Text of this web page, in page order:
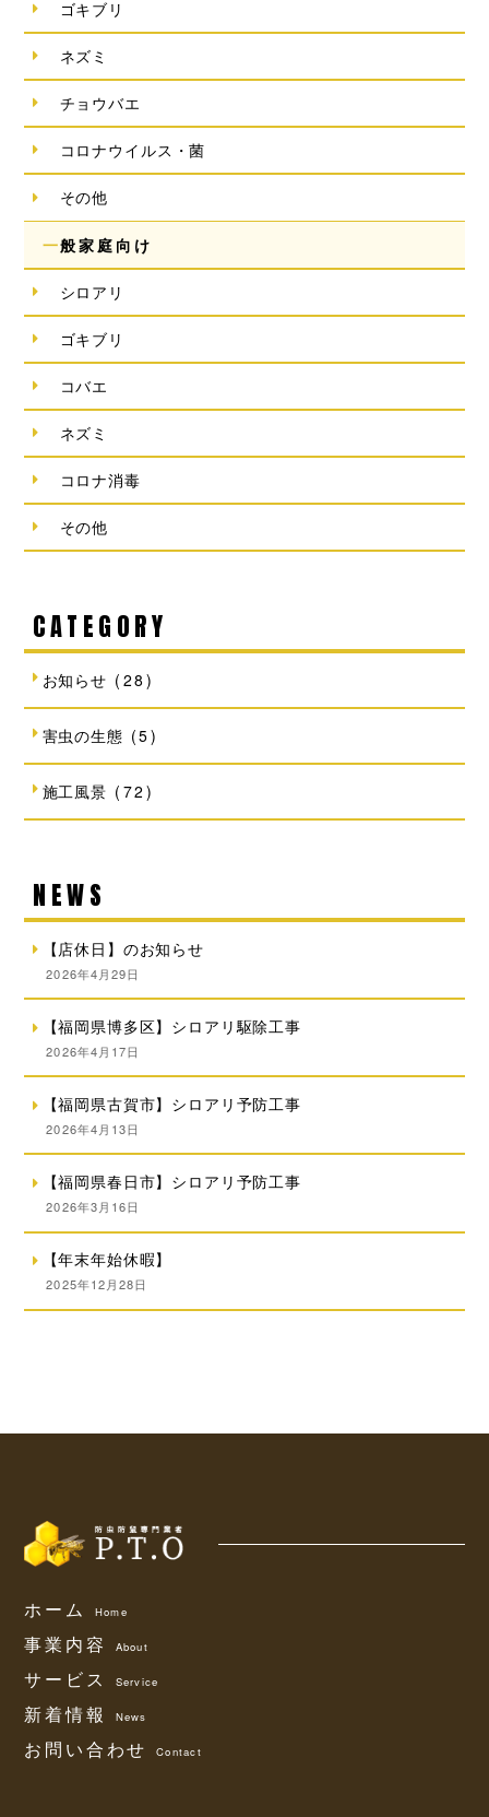
ゴキブリ
ネズミ
チョウバエ
コロナウイルス・菌
その他
一般家庭向け
シロアリ
ゴキブリ
コバエ
ネズミ
コロナ消毒
その他
CATEGORY
お知らせ (28)
害虫の生態 (5)
施工風景 (72)
NEWS
【店休日】のお知らせ
2026年4月29日
【福岡県博多区】シロアリ駆除工事
2026年4月17日
【福岡県古賀市】シロアリ予防工事
2026年4月13日
【福岡県春日市】シロアリ予防工事
2026年3月16日
【年末年始休暇】
2025年12月28日
ホーム Home
事業内容 About
サービス Service
新着情報 News
お問い合わせ Contact